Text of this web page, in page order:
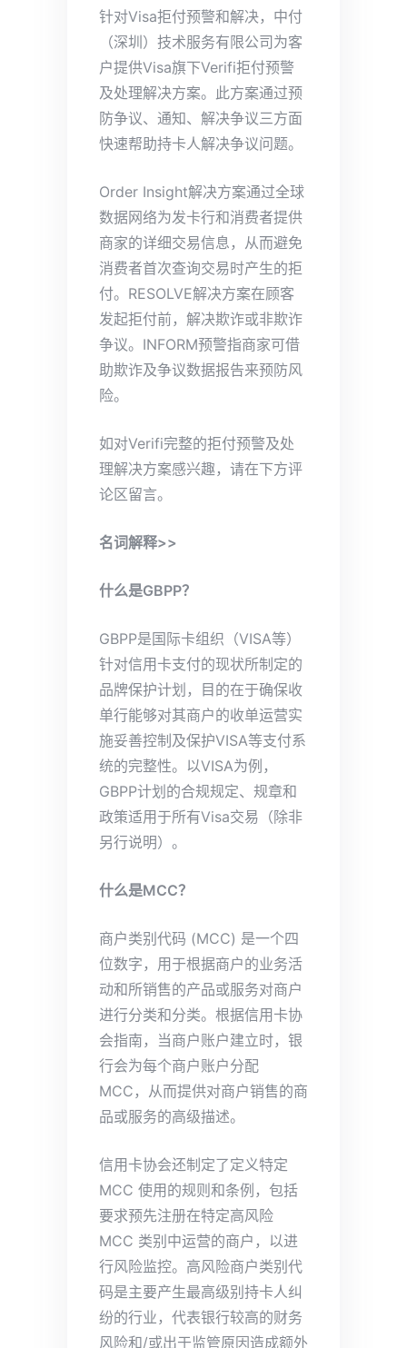
针对Visa拒付预警和解决，中付
（深圳）技术服务有限公司为客
户提供Visa旗下Verifi拒付预警
及处理解决方案。此方案通过预
防争议、通知、解决争议三方面
快速帮助持卡人解决争议问题。
Order Insight解决方案通过全球
数据网络为发卡行和消费者提供
商家的详细交易信息，从而避免
消费者首次查询交易时产生的拒
付。RESOLVE解决方案在顾客
发起拒付前，解决欺诈或非欺诈
争议。INFORM预警指商家可借
助欺诈及争议数据报告来预防风
险。
如对Verifi完整的拒付预警及处
理解决方案感兴趣，请在下方评
论区留言。
名词解释>>
什么是GBPP？
GBPP是国际卡组织（VISA等）
针对信用卡支付的现状所制定的
品牌保护计划，目的在于确保收
单行能够对其商户的收单运营实
施妥善控制及保护VISA等支付系
统的完整性。以VISA为例，
GBPP计划的合规规定、规章和
政策适用于所有Visa交易（除非
另行说明）。
什么是MCC？
商户类别代码 (MCC) 是一个四
位数字，用于根据商户的业务活
动和所销售的产品或服务对商户
进行分类和分类。根据信用卡协
会指南，当商户账户建立时，银
行会为每个商户账户分配
MCC，从而提供对商户销售的商
品或服务的高级描述。
信用卡协会还制定了定义特定
MCC 使用的规则和条例，包括
要求预先注册在特定高风险
MCC 类别中运营的商户，以进
行风险监控。高风险商户类别代
码是主要产生最高级别持卡人纠
纷的行业，代表银行较高的财务
风险和/或出于监管原因造成额外